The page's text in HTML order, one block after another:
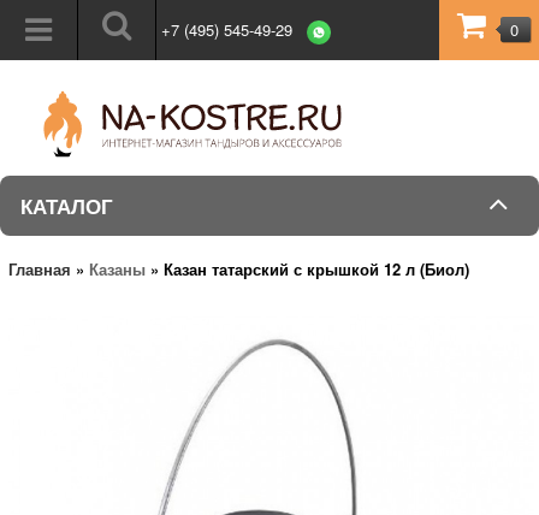
+7 (495) 545-49-29 0
КАТАЛОГ
Главная » Казаны » Казан татарский с крышкой 12 л (Биол)